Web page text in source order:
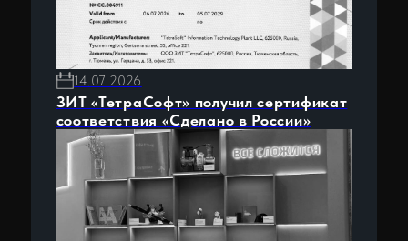
25.06.2026
Технологический день ИНТИ по
цифровизации бурения